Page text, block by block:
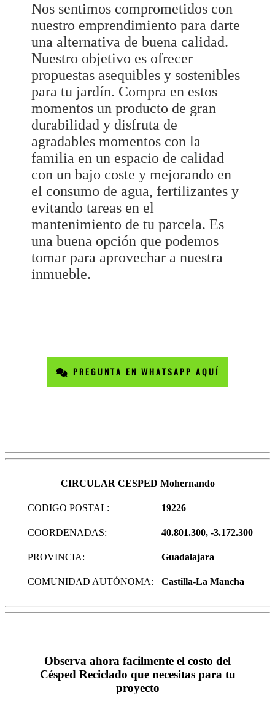
Nos sentimos comprometidos con
nuestro emprendimiento para darte
una alternativa de buena calidad.
Nuestro objetivo es ofrecer
propuestas asequibles y sostenibles
para tu jardín. Compra en estos
momentos un producto de gran
durabilidad y disfruta de
agradables momentos con la
familia en un espacio de calidad
con un bajo coste y mejorando en
el consumo de agua, fertilizantes y
evitando tareas en el
mantenimiento de tu parcela. Es
una buena opción que podemos
tomar para aprovechar a nuestra
inmueble.
PREGUNTA EN WHATSAPP AQUÍ
CIRCULAR CESPED Mohernando
CODIGO POSTAL: 19226
COORDENADAS: 40.801.300, -3.172.300
PROVINCIA: Guadalajara
COMUNIDAD AUTÓNOMA: Castilla-La Mancha
Observa ahora facilmente el costo del
Césped Reciclado que necesitas para tu
proyecto